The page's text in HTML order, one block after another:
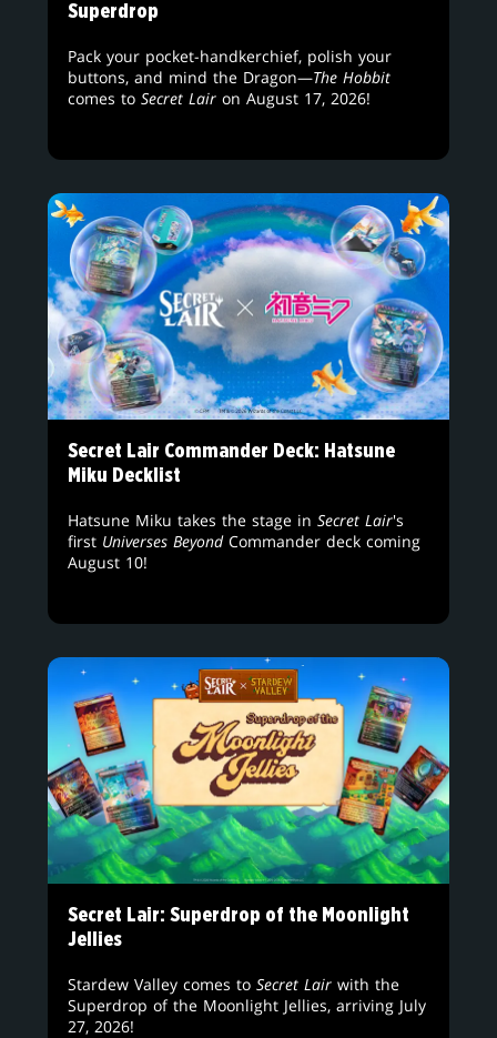
Superdrop
Pack your pocket-handkerchief, polish your
buttons, and mind the Dragon—The Hobbit
comes to Secret Lair on August 17, 2026!
Secret Lair Commander Deck: Hatsune
Miku Decklist
Hatsune Miku takes the stage in Secret Lair's
first Universes BeyondCommander deck coming
August 10!
Secret Lair: Superdrop of the Moonlight
Jellies
Stardew Valley comes to Secret Lair with the
Superdrop of the Moonlight Jellies, arriving July
27, 2026!